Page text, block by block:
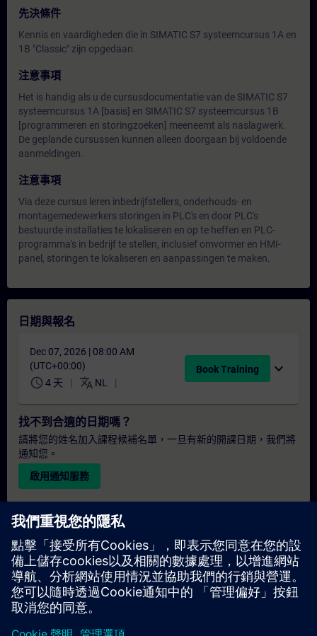
先決條件
Kennis en vaardigheden die in SIMATIC S7 systeemcursus 1A en
1B "Classic" zijn opgedaan.
注意事項
Het is handig als u de cursusdocumentatie van de SIMATIC S7
systeemcursus 1A [basis] en SIMATIC S7 systeemcursus 1B
[programmeren en storingzoeken] meeneemt als naslagwerk.
De geplande cursussen kunnen alleen doorgaan bij voldoende
aanmeldingen.
注意事項
Via deze cursus leren inbedrijfstellers, onderhouds- en
montagemedewerkers storingen in PLC's en door PLC's
bestuurde installaties te lokaliseren en op te heffen en PLC-
programma's in bedrijf te stellen, inclusief omvormer en HMI-
panel, storingen te lokaliseren en aanpassingen te maken.
日期與報名
Dec 07, 2026 | 08:00 AM
(UTC+00:00)
schedule 4 天 translate NL
Book Training expand_more
找不到合適的日期嗎？
請將您的姓名加入課程候補名單，一旦有新的開課日期，我們將
通知您。
啟用通知服務
個人化報價
若您需要此培訓課程的標準報價單（例如供採購部門使用），請
點擊下方連結。您需先提供一些個人資料，之後我們將透過電子
郵件寄送報價單給您。
提供報價